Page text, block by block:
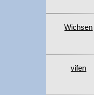
Wichsen
vifen